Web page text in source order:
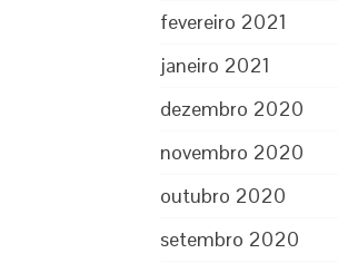
fevereiro 2021
janeiro 2021
dezembro 2020
novembro 2020
outubro 2020
setembro 2020